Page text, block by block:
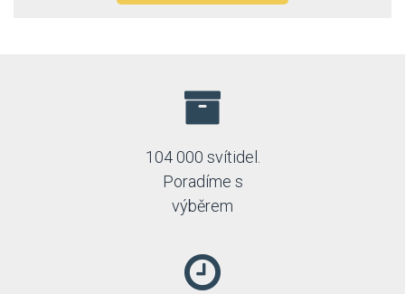
104 000 svítidel.
Poradíme s
výběrem